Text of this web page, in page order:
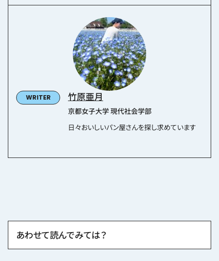
竹原亜月
京都女子大学 現代社会学部
日々おいしいパン屋さんを探し求めています
あわせて読んでみては？